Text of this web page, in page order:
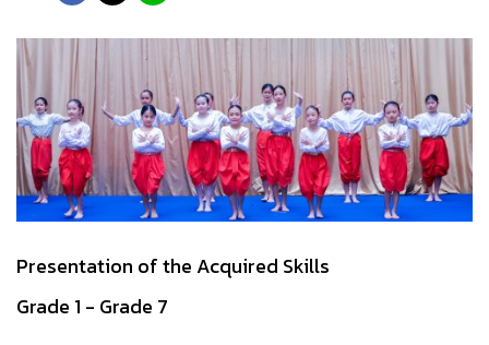
Presentation of the Acquired Skills
Grade 1 - Grade 7